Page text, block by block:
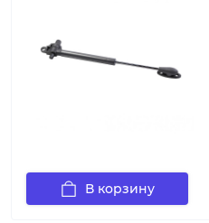
В корзину